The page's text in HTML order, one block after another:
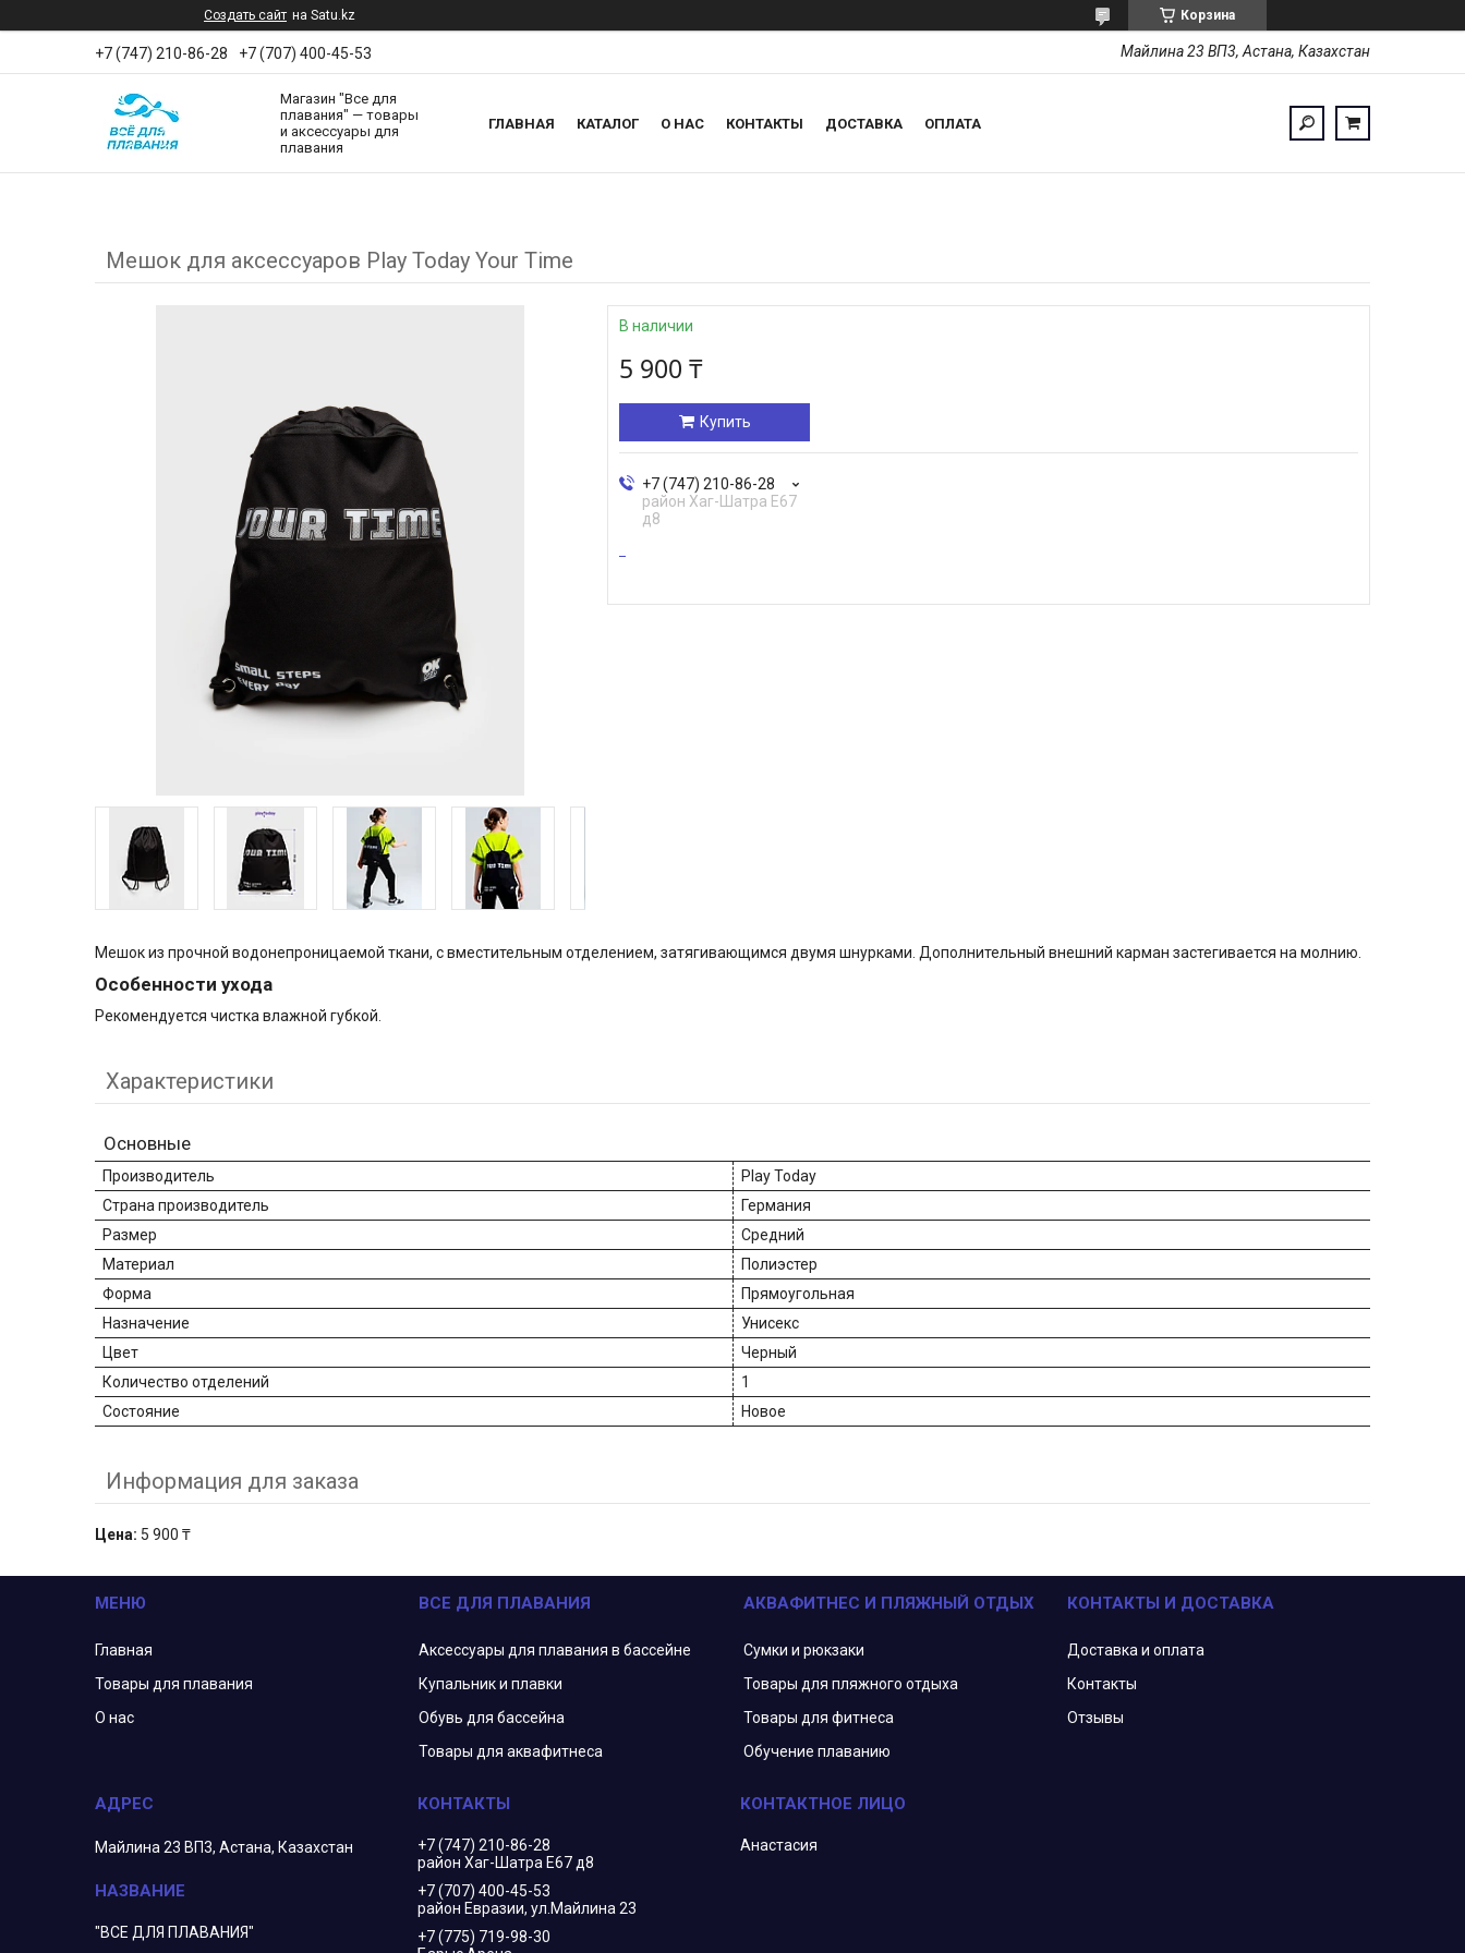
Создать сайт на Satu.kz Корзина
+7 (747) 210-86-28 +7 (707) 400-45-53 Майлина 23 ВП3, Астана, Казахстан
Магазин "Все для
плавания" — товары
и аксессуары для
плавания
ГЛАВНАЯ КАТАЛОГ О НАС КОНТАКТЫ ДОСТАВКА ОПЛАТА
Мешок для аксессуаров Play Today Your Time
В наличии
5 900 ₸
Купить
+7 (747) 210-86-28
район Хаг-Шатра Е67
д8
Мешок из прочной водонепроницаемой ткани, с вместительным отделением, затягивающимся двумя шнурками. Дополнительный внешний карман застегивается на молнию.
Особенности ухода
Рекомендуется чистка влажной губкой.
Характеристики
Основные
Производитель
Play Today
Страна производитель
Германия
Размер
Средний
Материал
Полиэстер
Форма
Прямоугольная
Назначение
Унисекс
Цвет
Черный
Количество отделений
1
Состояние
Новое
Информация для заказа
Цена: 5 900 ₸
МЕНЮ
Главная
Товары для плавания
О нас
ВСЕ ДЛЯ ПЛАВАНИЯ
Аксессуары для плавания в бассейне
Купальник и плавки
Обувь для бассейна
Товары для аквафитнеса
АКВАФИТНЕС И ПЛЯЖНЫЙ ОТДЫХ
Сумки и рюкзаки
Товары для пляжного отдыха
Товары для фитнеса
Обучение плаванию
КОНТАКТЫ И ДОСТАВКА
Доставка и оплата
Контакты
Отзывы
Майлина 23 ВП3, Астана, Казахстан
"ВСЕ ДЛЯ ПЛАВАНИЯ"
+7 (747) 210-86-28
район Хаг-Шатра Е67 д8
+7 (707) 400-45-53
район Евразии, ул.Майлина 23
+7 (775) 719-98-30
Анастасия